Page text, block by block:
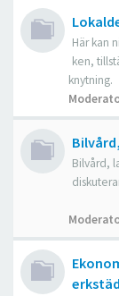
Här kan
ken,
knytning.
Bilvård,